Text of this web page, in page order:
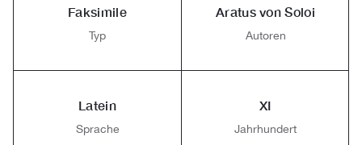
Faksimile
Typ
Aratus von Soloi
Autoren
Latein
Sprache
XI
Jahrhundert